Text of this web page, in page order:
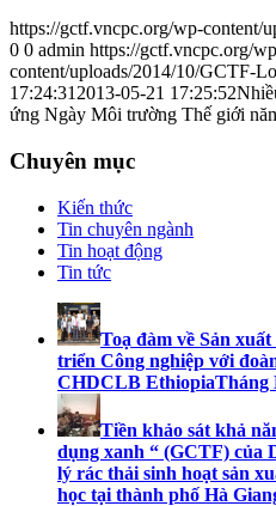
https://gctf.vncpc.org/wp-content/
0 0 admin https://gctf.vncpc.org/
content/uploads/2014/10/GCTF-
17:24:31 2013-05-21 17:25:52
ứng Ngày Môi trường Thế giới
Chuyên mục
Kiến thức
Tin chuyên ngành
Tin hoạt động
Tin tức
Toạ đàm về Sản
triển Công nghiệp với
CHDCLB EthiopiaTháng
Tiền khảo sát khả
dụng xanh “ (GCTF) của
lý rác thải sinh hoạt sản
học tại thành phố Hà